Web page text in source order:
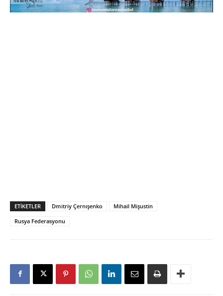
ETIKETLER Dmitriy Çernışenko
Mihail Mişustin
Rusya Federasyonu